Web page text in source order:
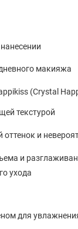
макияжа
(Crystal
текстурой
и
и
ухода
для